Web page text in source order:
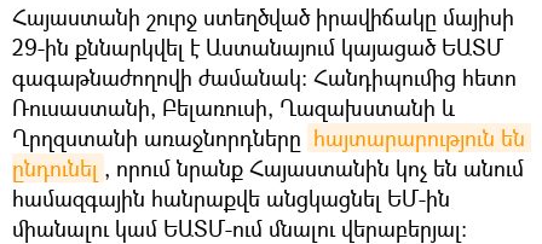
Հայաստանի շուրջ ստեղծված իրավիճակը մայիսի
29-ին քննարկվել է Աստանայում կայացած ԵԱՏՄ
գագաթնաժողովի ժամանակ։ Հանդիպումից հետո
Ռուսաստանի, Բելառուսի, Ղազախստանի և
Ղրղզստանի առաջնորդները հայտարարություն են
ընդունել , որում նրանք Հայաստանին կոչ են անում
համազգային հանրաքվե անցկացնել ԵՄ-ին
միանալու կամ ԵԱՏՄ-ում մնալու վերաբերյալ։